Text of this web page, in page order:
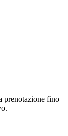
prenotazione fino